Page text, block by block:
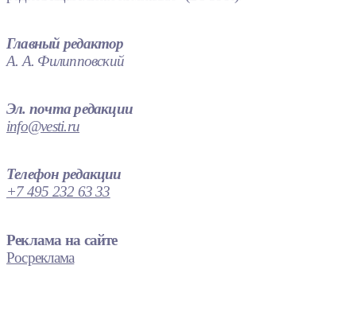
Главный редактор
А. А. Филипповский
Эл. почта редакции
info@vesti.ru
Телефон редакции
+7 495 232 63 33
Реклама на сайте
Росреклама